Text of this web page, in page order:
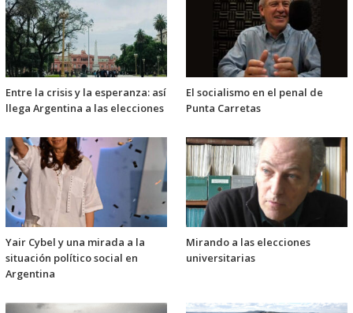
Entre la crisis y la esperanza: así
llega Argentina a las elecciones
El socialismo en el penal de
Punta Carretas
Yair Cybel y una mirada a la
situación político social en
Argentina
Mirando a las elecciones
universitarias